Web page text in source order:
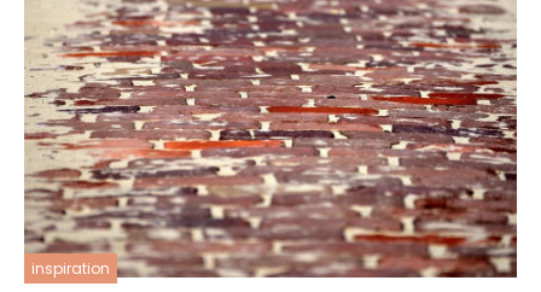
inspiration